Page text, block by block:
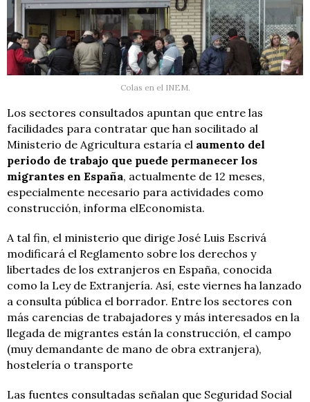
Colas en el INEM.
Los sectores consultados apuntan que entre las
facilidades para contratar que han socilitado al
Ministerio de Agricultura estaría el aumento del
periodo de trabajo que puede permanecer los
migrantes en España, actualmente de 12 meses,
especialmente necesario para actividades como
construcción, informa elEconomista.
A tal fin, el ministerio que dirige José Luis Escrivá
modificará el Reglamento sobre los derechos y
libertades de los extranjeros en España, conocida
como la Ley de Extranjería. Así, este viernes ha lanzado
a consulta pública el borrador. Entre los sectores con
más carencias de trabajadores y más interesados en la
llegada de migrantes están la construcción, el campo
(muy demandante de mano de obra extranjera),
hostelería o transporte
Las fuentes consultadas señalan que Seguridad Social